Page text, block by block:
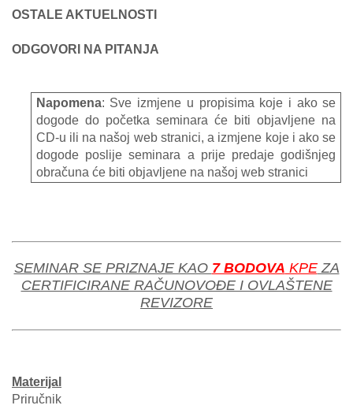
OSTALE AKTUELNOSTI
ODGOVORI NA PITANJA
Napomena: Sve izmjene u propisima koje i ako se
dogode do početka seminara će biti objavljene na
CD-u ili na našoj web stranici, a izmjene koje i ako se
dogode poslije seminara a prije predaje godišnjeg
obračuna će biti objavljene na našoj web stranici
SEMINAR SE PRIZNAJE KAO 7 BODOVA KPEZA
CERTIFICIRANE RAČUNOVOĐE I OVLAŠTENE
REVIZORE
Materijal
Priručnik